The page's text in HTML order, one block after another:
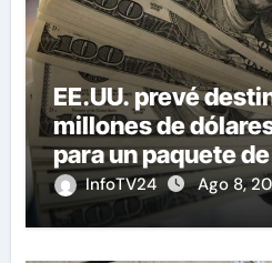
EE.UU. prevé
millones de
para un paquete
InfoTV24 Ago 8,